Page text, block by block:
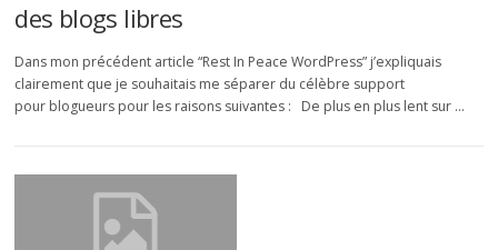
des blogs libres
Dans mon précédent article “Rest In Peace WordPress” j’expliquais
clairement que je souhaitais me séparer du célèbre support
pour blogueurs pour les raisons suivantes : De plus en plus lent sur …